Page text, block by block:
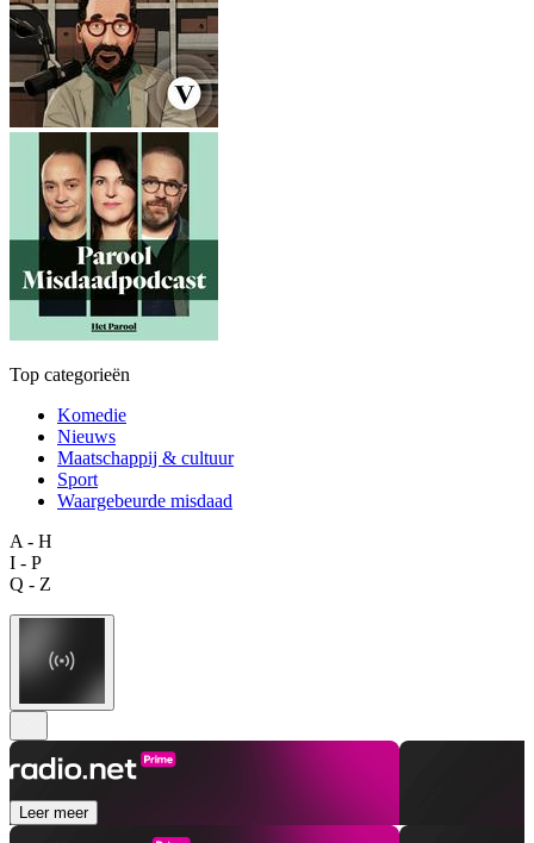
Top categorieën
Komedie
Nieuws
Maatschappij & cultuur
Sport
Waargebeurde misdaad
A - H
I - P
Q - Z
Leer meer